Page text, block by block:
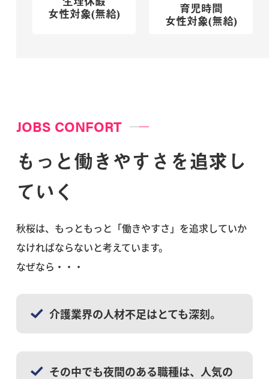
女性対象(無給) 育児時間
女性対象(無給)
JOBS CONFORT
もっと働きやすさを追求し
ていく
秋桜は、もっともっと「働きやすさ」を追求していか
なければならないと考えています。
なぜなら・・・
介護業界の人材不足はとても深刻。
その中でも夜間のある職種は、人気の